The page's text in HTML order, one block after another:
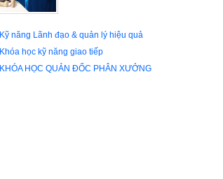
Kỹ năng Lãnh đạo & quản lý hiệu quả
Khóa học kỹ năng giao tiếp
KHÓA HỌC QUẢN ĐỐC PHÂN XƯỞNG